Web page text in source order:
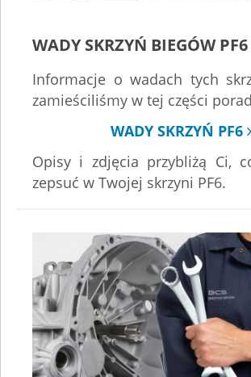
WADY SKRZYŃ BIEGÓW PF6
Informacje o wadach tych
zamieściliśmy w tej części
WADY SKRZYŃ PF6
Opisy i zdjęcia przybliżą Ci,
zepsuć w Twojej skrzyni PF6.